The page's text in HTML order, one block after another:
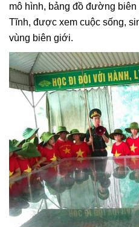
mô hình, bảng đồ đường
Tĩnh, được xem cuộc sống,
vùng biên giới.